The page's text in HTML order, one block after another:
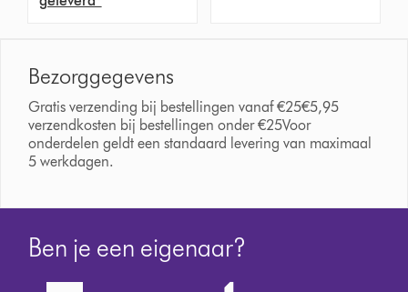
Bezorggegevens
Gratis verzending bij bestellingen vanaf €25€5,95
verzendkosten bij bestellingen onder €25Voor
onderdelen geldt een standaard levering van maximaal
5 werkdagen.
Ben je een eigenaar?